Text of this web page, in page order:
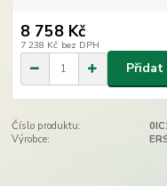
8 758 Kč
7 238 Kč bez DPH
Přidat
Číslo produktu:
Výrobce: